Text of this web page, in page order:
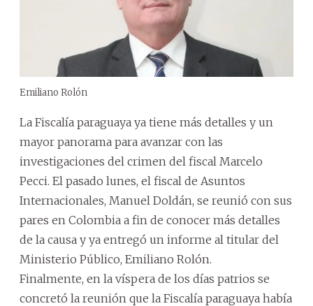
Emiliano Rolón
La Fiscalía paraguaya ya tiene más detalles y un
mayor panorama para avanzar con las
investigaciones del crimen del fiscal Marcelo
Pecci. El pasado lunes, el fiscal de Asuntos
Internacionales, Manuel Doldán, se reunió con sus
pares en Colombia a fin de conocer más detalles
de la causa y ya entregó un informe al titular del
Ministerio Público, Emiliano Rolón.
Finalmente, en la víspera de los días patrios se
concretó la reunión que la Fiscalía paraguaya había